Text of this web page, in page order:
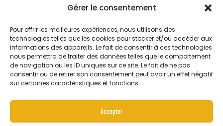
Gérer le consentement
Pour offrir les meilleures expériences, nous utilisons des
technologies telles que les cookies pour stocker et/ou accéder aux
informations des appareils. Le fait de consentir à ces technologies
nous permettra de traiter des données telles que le comportement
de navigation ou les ID uniques sur ce site. Le fait de ne pas
consentir ou de retirer son consentement peut avoir un effet négatif
sur certaines caractéristiques et fonctions.
Accepter
Départementale
de Bessilles,
34530
Montagnac